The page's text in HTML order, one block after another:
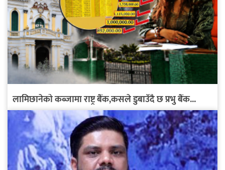
लामिछानेको कब्जामा राष्ट्र बैंक,कसले डुबाउँदै छ प्रभु बैंक...